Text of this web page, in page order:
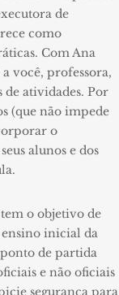
de
como
Com Ana
você, professora,
de atividades. Por
(que não impede
o
alunos e dos
tem o objetivo de
ensino inicial da
de partida
e não oficiais
segurança para